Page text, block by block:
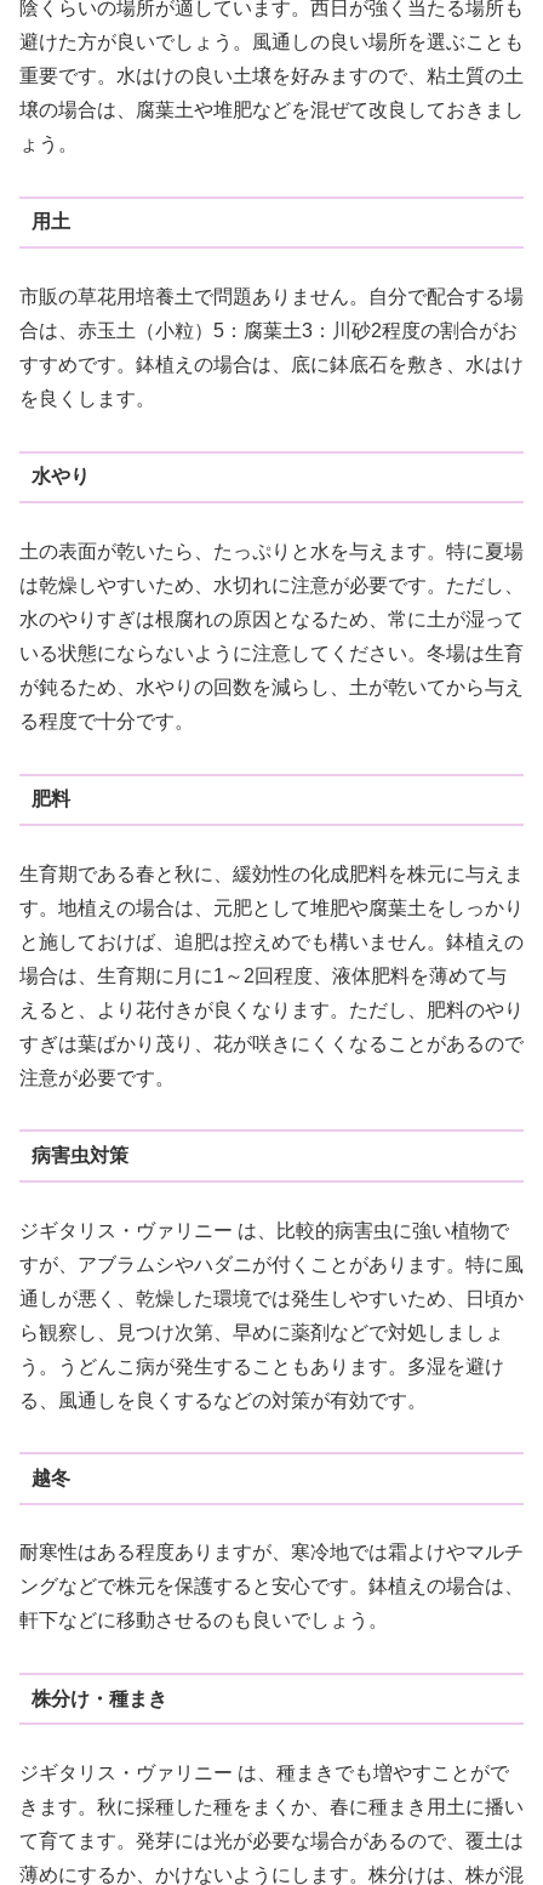
陰くらいの場所が適しています。西日が強く当たる場所も
避けた方が良いでしょう。風通しの良い場所を選ぶことも
重要です。水はけの良い土壌を好みますので、粘土質の土
壌の場合は、腐葉土や堆肥などを混ぜて改良しておきまし
ょう。
用土
市販の草花用培養土で問題ありません。自分で配合する場
合は、赤玉土（小粒）5：腐葉土3：川砂2程度の割合がお
すすめです。鉢植えの場合は、底に鉢底石を敷き、水はけ
を良くします。
水やり
土の表面が乾いたら、たっぷりと水を与えます。特に夏場
は乾燥しやすいため、水切れに注意が必要です。ただし、
水のやりすぎは根腐れの原因となるため、常に土が湿って
いる状態にならないように注意してください。冬場は生育
が鈍るため、水やりの回数を減らし、土が乾いてから与え
る程度で十分です。
肥料
生育期である春と秋に、緩効性の化成肥料を株元に与えま
す。地植えの場合は、元肥として堆肥や腐葉土をしっかり
と施しておけば、追肥は控えめでも構いません。鉢植えの
場合は、生育期に月に1～2回程度、液体肥料を薄めて与
えると、より花付きが良くなります。ただし、肥料のやり
すぎは葉ばかり茂り、花が咲きにくくなることがあるので
注意が必要です。
病害虫対策
ジギタリス・ヴァリニー は、比較的病害虫に強い植物で
すが、アブラムシやハダニが付くことがあります。特に風
通しが悪く、乾燥した環境では発生しやすいため、日頃か
ら観察し、見つけ次第、早めに薬剤などで対処しましょ
う。うどんこ病が発生することもあります。多湿を避け
る、風通しを良くするなどの対策が有効です。
越冬
耐寒性はある程度ありますが、寒冷地では霜よけやマルチ
ングなどで株元を保護すると安心です。鉢植えの場合は、
軒下などに移動させるのも良いでしょう。
株分け・種まき
ジギタリス・ヴァリニー は、種まきでも増やすことがで
きます。秋に採種した種をまくか、春に種まき用土に播い
て育てます。発芽には光が必要な場合があるので、覆土は
薄めにするか、かけないようにします。株分けは、株が混